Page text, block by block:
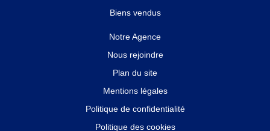
Biens vendus
Notre Agence
Nous rejoindre
Plan du site
Mentions légales
Politique de confidentialité
Politique des cookies